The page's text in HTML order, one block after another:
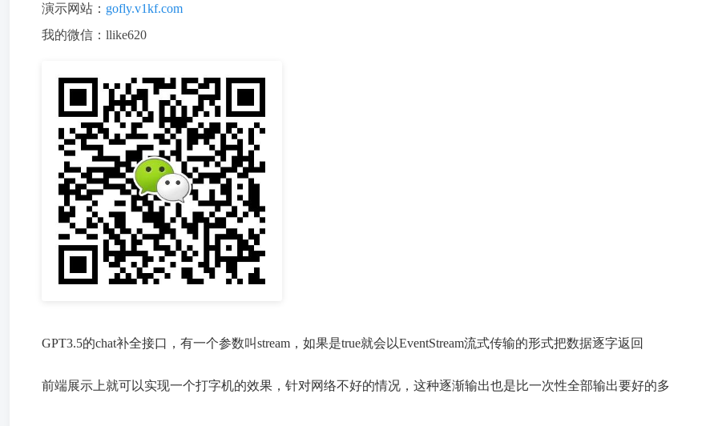
演示网站： gofly.v1kf.com
我的微信：llike620
GPT3.5的chat补全接口，有一个参数叫stream，如果是true就会以EventStream流式传输的形式把数据逐字返回
前端展示上就可以实现一个打字机的效果，针对网络不好的情况，这种逐渐输出也是比一次性全部输出要好的多